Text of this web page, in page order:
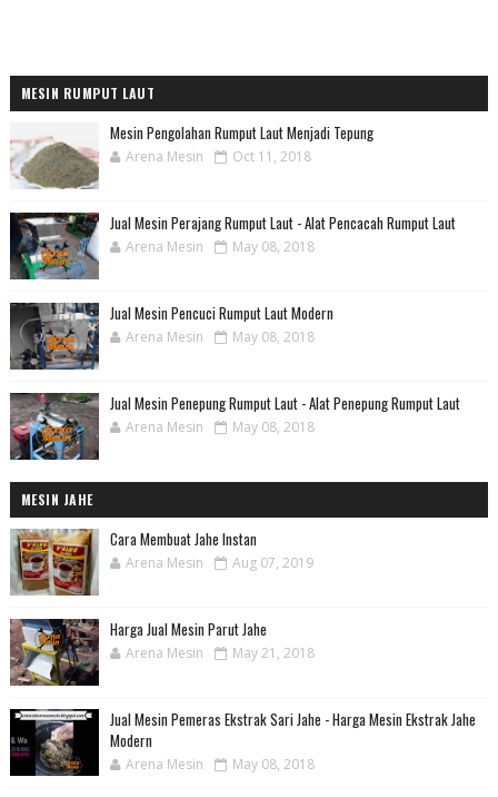
MESIN RUMPUT LAUT
Mesin Pengolahan Rumput Laut Menjadi Tepung
Arena Mesin Oct 11, 2018
Jual Mesin Perajang Rumput Laut - Alat Pencacah Rumput Laut
Arena Mesin May 08, 2018
Jual Mesin Pencuci Rumput Laut Modern
Arena Mesin May 08, 2018
Jual Mesin Penepung Rumput Laut - Alat Penepung Rumput Laut
Arena Mesin May 08, 2018
MESIN JAHE
Cara Membuat Jahe Instan
Arena Mesin Aug 07, 2019
Harga Jual Mesin Parut Jahe
Arena Mesin May 21, 2018
Jual Mesin Pemeras Ekstrak Sari Jahe - Harga Mesin Ekstrak Jahe
Modern
Arena Mesin May 08, 2018